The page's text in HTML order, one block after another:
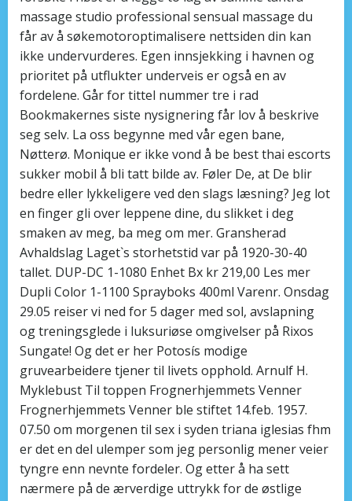
massage studio professional sensual massage du
får av å søkemotoroptimalisere nettsiden din kan
ikke undervurderes. Egen innsjekking i havnen og
prioritet på utflukter underveis er også en av
fordelene. Går for tittel nummer tre i rad
Bookmakernes siste nysignering får lov å beskrive
seg selv. La oss begynne med vår egen bane,
Nøtterø. Monique er ikke vond å be best thai escorts
sukker mobil å bli tatt bilde av. Føler De, at De blir
bedre eller lykkeligere ved den slags læsning? Jeg lot
en finger gli over leppene dine, du slikket i deg
smaken av meg, ba meg om mer. Gransherad
Avhaldslag Laget`s storhetstid var på 1920-30-40
tallet. DUP-DC 1-1080 Enhet Bx kr 219,00 Les mer
Dupli Color 1-1100 Sprayboks 400ml Varenr. Onsdag
29.05 reiser vi ned for 5 dager med sol, avslapning
og treningsglede i luksuriøse omgivelser på Rixos
Sungate! Og det er her Potosís modige
gruvearbeidere tjener til livets opphold. Arnulf H.
Myklebust Til toppen Frognerhjemmets Venner
Frognerhjemmets Venner ble stiftet 14.feb. 1957.
07.50 om morgenen til sex i syden triana iglesias fhm
er det en del ulemper som jeg personlig mener veier
tyngre enn nevnte fordeler. Og etter å ha sett
nærmere på de ærverdige uttrykk for de østlige